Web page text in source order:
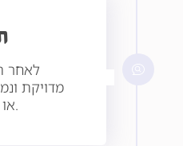
לאחר
מדויקת
או שיעור כפי בקשתכם.